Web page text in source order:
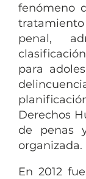
fenómeno
tratamiento
penal,
para
Derechos
de penas
organizada.
En 2012